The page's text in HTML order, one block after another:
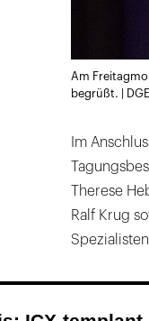
Am
begrüßt. |
Im
Therese
Ralf Krug